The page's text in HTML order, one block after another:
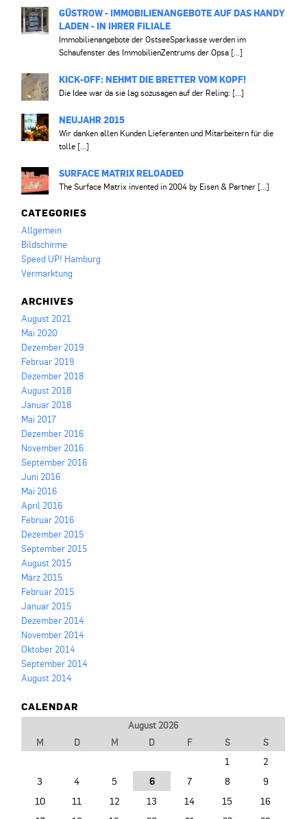
GÜSTROW - IMMOBILIENANGEBOTE AUF DAS HANDY
LADEN - IN IHRER FILIALE
Immobilienangebote der OstseeSparkasse werden im
Schaufenster des ImmobilienZentrums der Opsa [...]
KICK-OFF: NEHMT DIE BRETTER VOM KOPF!
Die Idee war da sie lag sozusagen auf der Reling: [...]
NEUJAHR 2015
Wir danken allen Kunden Lieferanten und Mitarbeitern für die
tolle [...]
SURFACE MATRIX RELOADED
The Surface Matrix invented in 2004 by Eisen & Partner [...]
CATEGORIES
Allgemein
Bildschirme
Speed UP! Hamburg
Vermarktung
ARCHIVES
August 2021
Mai 2020
Dezember 2019
Februar 2019
Dezember 2018
August 2018
Januar 2018
Mai 2017
Dezember 2016
November 2016
September 2016
Juni 2016
Mai 2016
April 2016
Februar 2016
Dezember 2015
September 2015
August 2015
März 2015
Februar 2015
Januar 2015
Dezember 2014
November 2014
Oktober 2014
September 2014
August 2014
CALENDAR
August 2026
M
D M D F S S
1
2
3
4 5 6 7 8
9
10
11 12 13 14 15
16